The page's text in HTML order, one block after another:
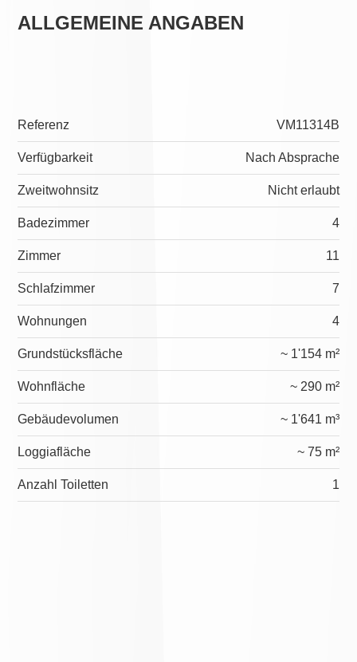
ALLGEMEINE ANGABEN
Referenz VM11314B
Verfügbarkeit Nach Absprache
Zweitwohnsitz Nicht erlaubt
Badezimmer 4
Zimmer 11
Schlafzimmer 7
Wohnungen 4
Grundstücksfläche ~ 1'154 m²
Wohnfläche ~ 290 m²
Gebäudevolumen ~ 1'641 m³
Loggiafläche ~ 75 m²
Anzahl Toiletten 1